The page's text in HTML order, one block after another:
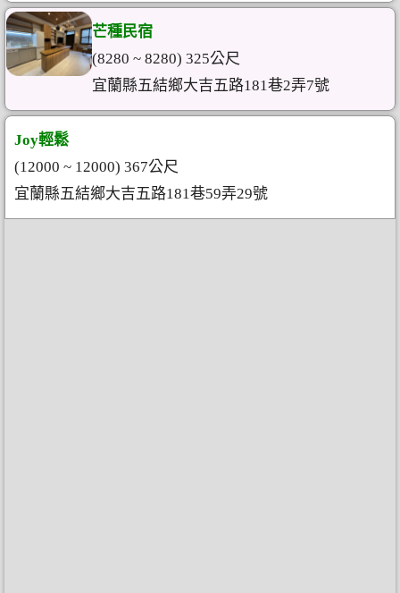
芒種民宿
(8280 ~ 8280) 325公尺
宜蘭縣五結鄉大吉五路181巷2弄7號
Joy輕鬆
(12000 ~ 12000) 367公尺
宜蘭縣五結鄉大吉五路181巷59弄29號